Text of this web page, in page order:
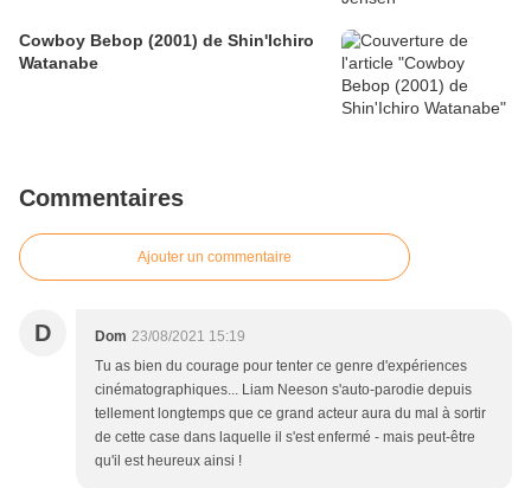
Cowboy Bebop (2001) de Shin'Ichiro
Watanabe
Commentaires
Ajouter un commentaire
D Dom 23/08/2021 15:19
Tu as bien du courage pour tenter ce genre d'expériences
cinématographiques... Liam Neeson s'auto-parodie depuis
tellement longtemps que ce grand acteur aura du mal à sortir
de cette case dans laquelle il s'est enfermé - mais peut-être
qu'il est heureux ainsi !